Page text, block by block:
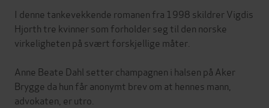
I denne tankevekkende romanen fra 1998 skildrer Vigdis
Hjorth tre kvinner som forholder seg til den norske
virkeligheten på svært forskjellige måter.
Anne Beate Dahl setter champagnen i halsen på Aker
Brygge da hun får anonymt brev om at hennes mann,
advokaten, er utro.